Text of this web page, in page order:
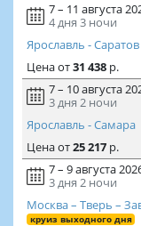
7 – 11 августа
4 дня 3 ночи
Ярославль - Саратов
Ценаот31 438р.
7 – 10 августа
3 дня 2 ночи
Ярославль - Самара
Ценаот25 217р.
7 – 9 августа
3 дня 2 ночи
Москва – Тверь –
круиз выходного дня